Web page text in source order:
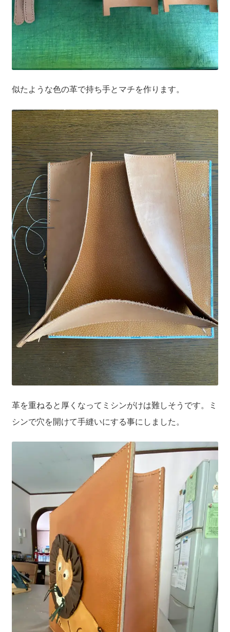
似たような色の革で持ち手とマチを作ります。
革を重ねると厚くなってミシンがけは難しそうです。ミ
シンで穴を開けて手縫いにする事にしました。